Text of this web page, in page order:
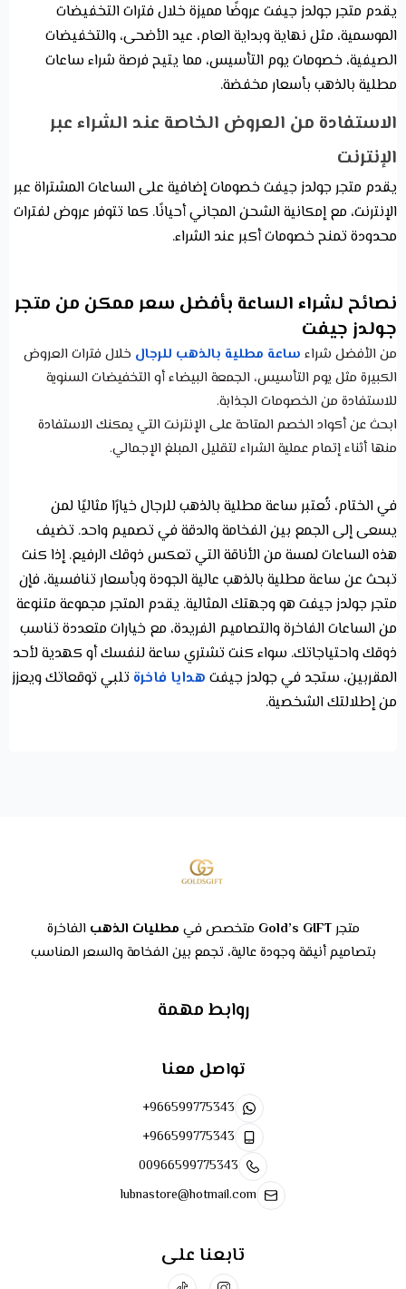
يقدم متجر جولدز جيفت عروضًا مميزة خلال فترات التخفيضات
الموسمية، مثل نهاية وبداية العام، عيد الأضحى، والتخفيضات
الصيفية، خصومات يوم التأسيس، مما يتيح فرصة شراء ساعات
مطلية بالذهب بأسعار مخفضة.
الاستفادة من العروض الخاصة عند الشراء عبر
الإنترنت
يقدم متجر جولدز جيفت خصومات إضافية على الساعات المشتراة عبر
الإنترنت، مع إمكانية الشحن المجاني أحيانًا. كما تتوفر عروض لفترات
محدودة تمنح خصومات أكبر عند الشراء.
نصائح لشراء الساعة بأفضل سعر ممكن من متجر
جولدز جيفت
من الأفضل شراء ساعة مطلية بالذهب للرجال خلال فترات العروض
الكبيرة مثل يوم التأسيس، الجمعة البيضاء أو التخفيضات السنوية
للاستفادة من الخصومات الجذابة.
ابحث عن أكواد الخصم المتاحة على الإنترنت التي يمكنك الاستفادة
منها أثناء إتمام عملية الشراء لتقليل المبلغ الإجمالي.
في الختام، تُعتبر ساعة مطلية بالذهب للرجال خيارًا مثاليًا لمن
يسعى إلى الجمع بين الفخامة والدقة في تصميم واحد. تضيف
هذه الساعات لمسة من الأناقة التي تعكس ذوقك الرفيع. إذا كنت
تبحث عن ساعة مطلية بالذهب عالية الجودة وبأسعار تنافسية، فإن
متجر جولدز جيفت هو وجهتك المثالية. يقدم المتجر مجموعة متنوعة
من الساعات الفاخرة والتصاميم الفريدة، مع خيارات متعددة تناسب
ذوقك واحتياجاتك. سواء كنت تشتري ساعة لنفسك أو كهدية لأحد
المقربين، ستجد في جولدز جيفت هدايا فاخرة تلبي توقعاتك ويعزز
من إطلالتك الشخصية.
متجرGold’s GIFT متخصص في مطليات الذهب الفاخرة
بتصاميم أنيقة وجودة عالية، تجمع بين الفخامة والسعر المناسب
روابط مهمة
تواصل معنا
+966599775343
+966599775343
00966599775343
lubnastore@hotmail.com
تابعنا على